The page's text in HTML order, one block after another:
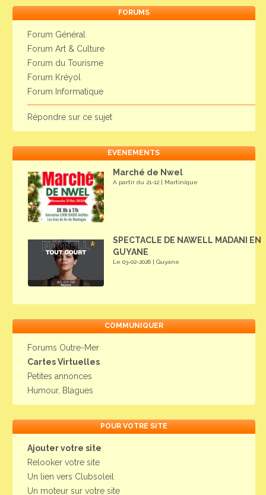
FORUMS
Forum Général
Forum Art & Culture
Forum du Tourisme
Forum Kréyol
Forum Informatique
Répondre sur ce sujet
EVENEMENTS
Marché de Nwel
A partir du 21-12 | Martinique
SPECTACLE DE NAWELL MADANI EN
GUYANE
Le 03-02-2026 | Guyane
COMMUNIQUER
Forums Outre-Mer
Cartes Virtuelles
Petites annonces
Humour, Blagues
POUR VOTRE SITE
Ajouter votre site
Relooker votre site
Un lien vers Clubsoleil
Un moteur sur votre site